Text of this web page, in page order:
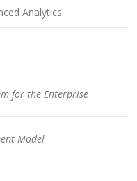
Analytics
for the Enterprise
Model